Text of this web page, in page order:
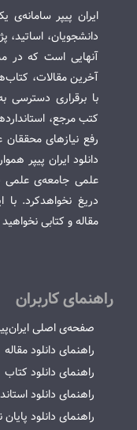
ایران پیپر
دانشجویان،
آنهایی است که در
آخرین مقالات،
با برقراری دسترسی
کتب مرجع،
رفع نیازهای
دانلود ایران پیپر
علمی جامعه‌ی علمی
دریغ نخواهدکرد. با
مقاله و کتابی
راهنمای کاربران
صفحه‌ی اصلی
راهنمای دانلود مقاله
راهنمای دانلود کتاب
راهنمای دانلود
راهنمای دانلود پایان